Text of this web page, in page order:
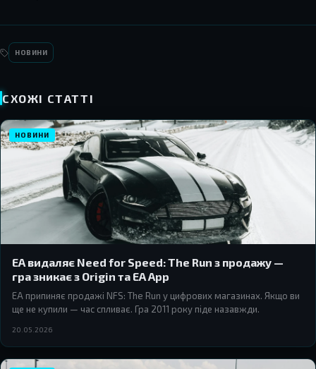
НОВИНИ
СХОЖІ СТАТТІ
НОВИНИ
EA видаляє Need for Speed: The Run з продажу —
гра зникає з Origin та EA App
EA припиняє продажі NFS: The Run у цифрових магазинах. Якщо ви
ще не купили — час спливає. Гра 2011 року піде назавжди.
20.05.2026